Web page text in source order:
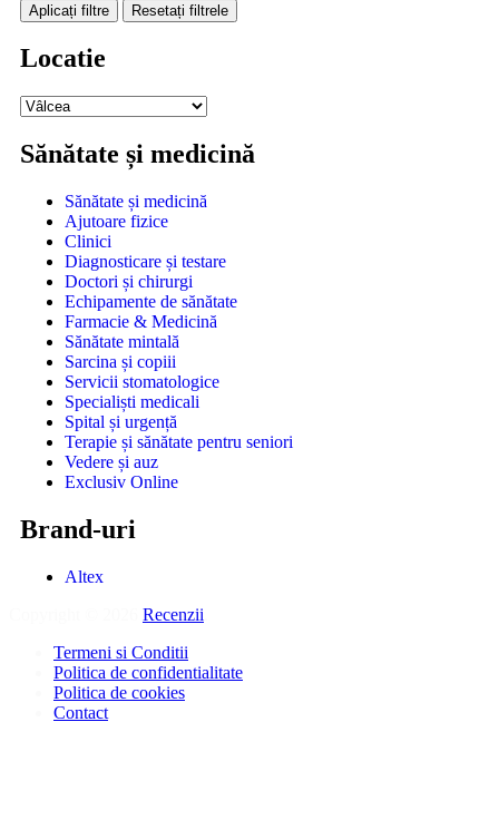
Aplicați filtre Resetați filtrele
Locatie
Sănătate și medicină
Sănătate și medicină
Ajutoare fizice
Clinici
Diagnosticare și testare
Doctori și chirurgi
Echipamente de sănătate
Farmacie & Medicină
Sănătate mintală
Sarcina și copiii
Servicii stomatologice
Specialiști medicali
Spital și urgență
Terapie și sănătate pentru seniori
Vedere și auz
Exclusiv Online
Brand-uri
Altex
Recenzii
Termeni si Conditii
Politica de confidentialitate
Politica de cookies
Contact